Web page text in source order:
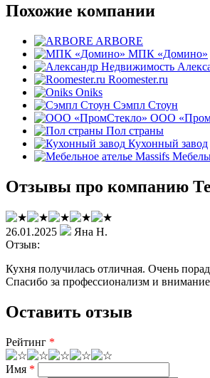
Похожие компании
ARBORE
МПК «Домино»
Roomester.ru
Oniks
Сэмпл Стоун
ООО
Пол страны
Кухонный завод
Отзывы про компанию
26.01.2025
Яна Н.
Отзыв:
Кухня получилась отличная. Очень
Спасибо за профессионализм и
Оставить отзыв
Рейтинг *
Имя *